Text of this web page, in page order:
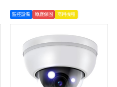
監控設備 原廠保固 商用機種